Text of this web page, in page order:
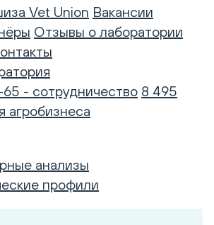
Vet Union Вакансии
Отзывы о лаборатории
- сотрудничество 8 495
агробизнеса
анализы
профили